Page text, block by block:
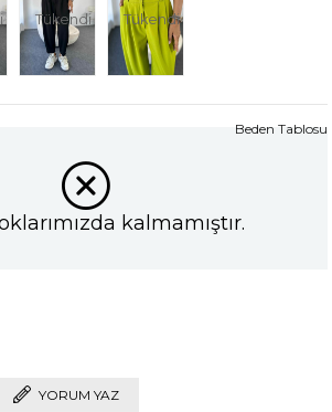
Tükendi Tükendi
kalmamıştır.
Beden Tablosu
YORUM YAZ